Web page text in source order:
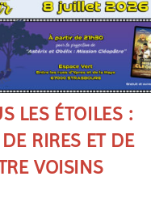
LES ÉTOILES :
RIRES ET DE
VOISINS